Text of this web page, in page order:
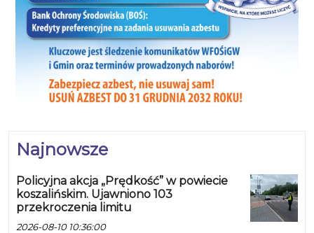
Najnowsze
Policyjna akcja „Prędkość” w powiecie
koszalińskim. Ujawniono 103
przekroczenia limitu
2026-08-10 10:36:00